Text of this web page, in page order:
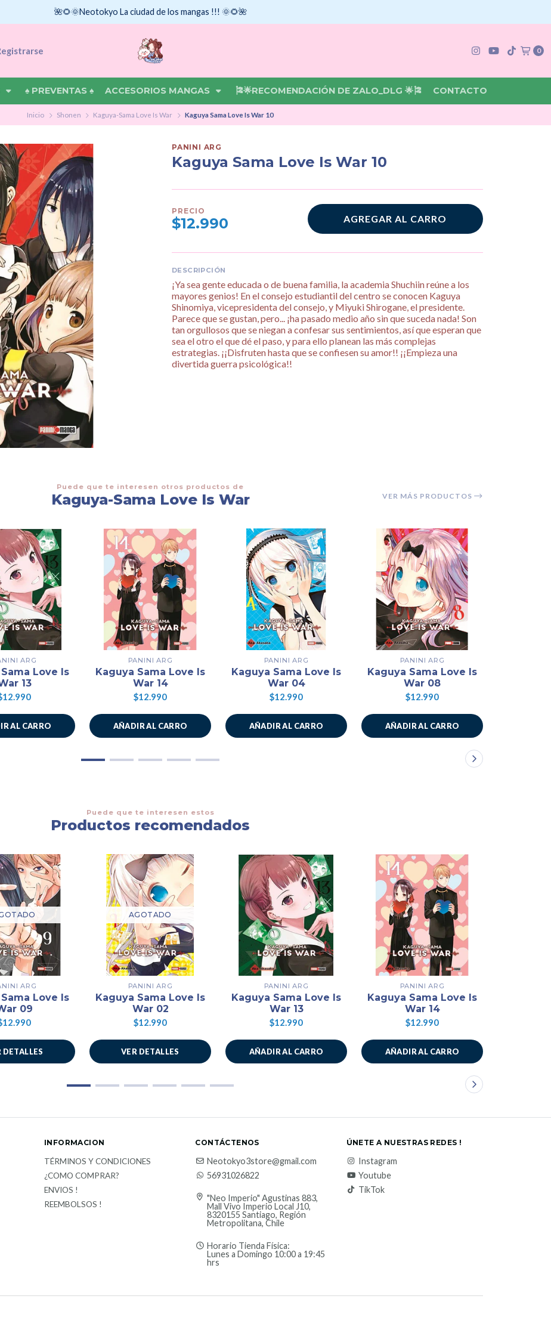
0
♠ PREVENTAS ♠ ACCESORIOS MANGAS 🎏🌟RECOMENDACIÓN DE ZALO_DLG 🌟🎏 CONTACTO
🌺🌻🌞Neotokyo La ciudad de los mangas !!! 🌞🌻🌺
Inicio Shonen Kaguya-Sama Love Is War Kaguya Sama Love Is War 10
PANINI ARG
Kaguya Sama Love Is War 10
PRECIO
$12.990 AGREGAR AL CARRO
DESCRIPCIÓN
¡Ya sea gente educada o de buena familia, la academia Shuchiin reúne a los
mayores genios! En el consejo estudiantil del centro se conocen Kaguya
Shinomiya, vicepresidenta del consejo, y Miyuki Shirogane, el presidente.
Parece que se gustan, pero... ¡ha pasado medio año sin que suceda nada! Son
tan orgullosos que se niegan a confesar sus sentimientos, así que esperan que
sea el otro el que dé el paso, y para ello planean las más complejas
estrategias. ¡¡Disfruten hasta que se confiesen su amor!! ¡¡Empieza una
divertida guerra psicológica!!
Puede que te interesen otros productos de
Kaguya-Sama Love Is War VER MÁS PRODUCTOS
ARG
Love Is
13
AL CARRO
PANINI ARG
Kaguya Sama Love Is
War 14
$12.990
AÑADIR AL CARRO
PANINI ARG
Kaguya Sama Love Is
War 04
$12.990
AÑADIR AL CARRO
PANINI ARG
Kaguya Sama Love Is
War 08
$12.990
AÑADIR AL CARRO
Puede que te interesen estos
Productos recomendados
ARG
Love Is
09
DETALLES
AGOTADO
PANINI ARG
Kaguya Sama Love Is
War 02
$12.990
VER DETALLES
PANINI ARG
Kaguya Sama Love Is
War 13
$12.990
AÑADIR AL CARRO
PANINI ARG
Kaguya Sama Love Is
War 14
$12.990
AÑADIR AL CARRO
INFORMACION
TÉRMINOS Y CONDICIONES
¿COMO COMPRAR?
ENVIOS !
REEMBOLSOS !
CONTÁCTENOS
Neotokyo3store@gmail.com
56931026822
"Neo Imperio" Agustinas 883,
Mall Vivo Imperio Local J10,
8320155 Santiago, Región
Metropolitana, Chile
Horario Tienda Física:
Lunes a Domingo 10:00 a 19:45
hrs
ÚNETE A NUESTRAS REDES !
Instagram
Youtube
TikTok